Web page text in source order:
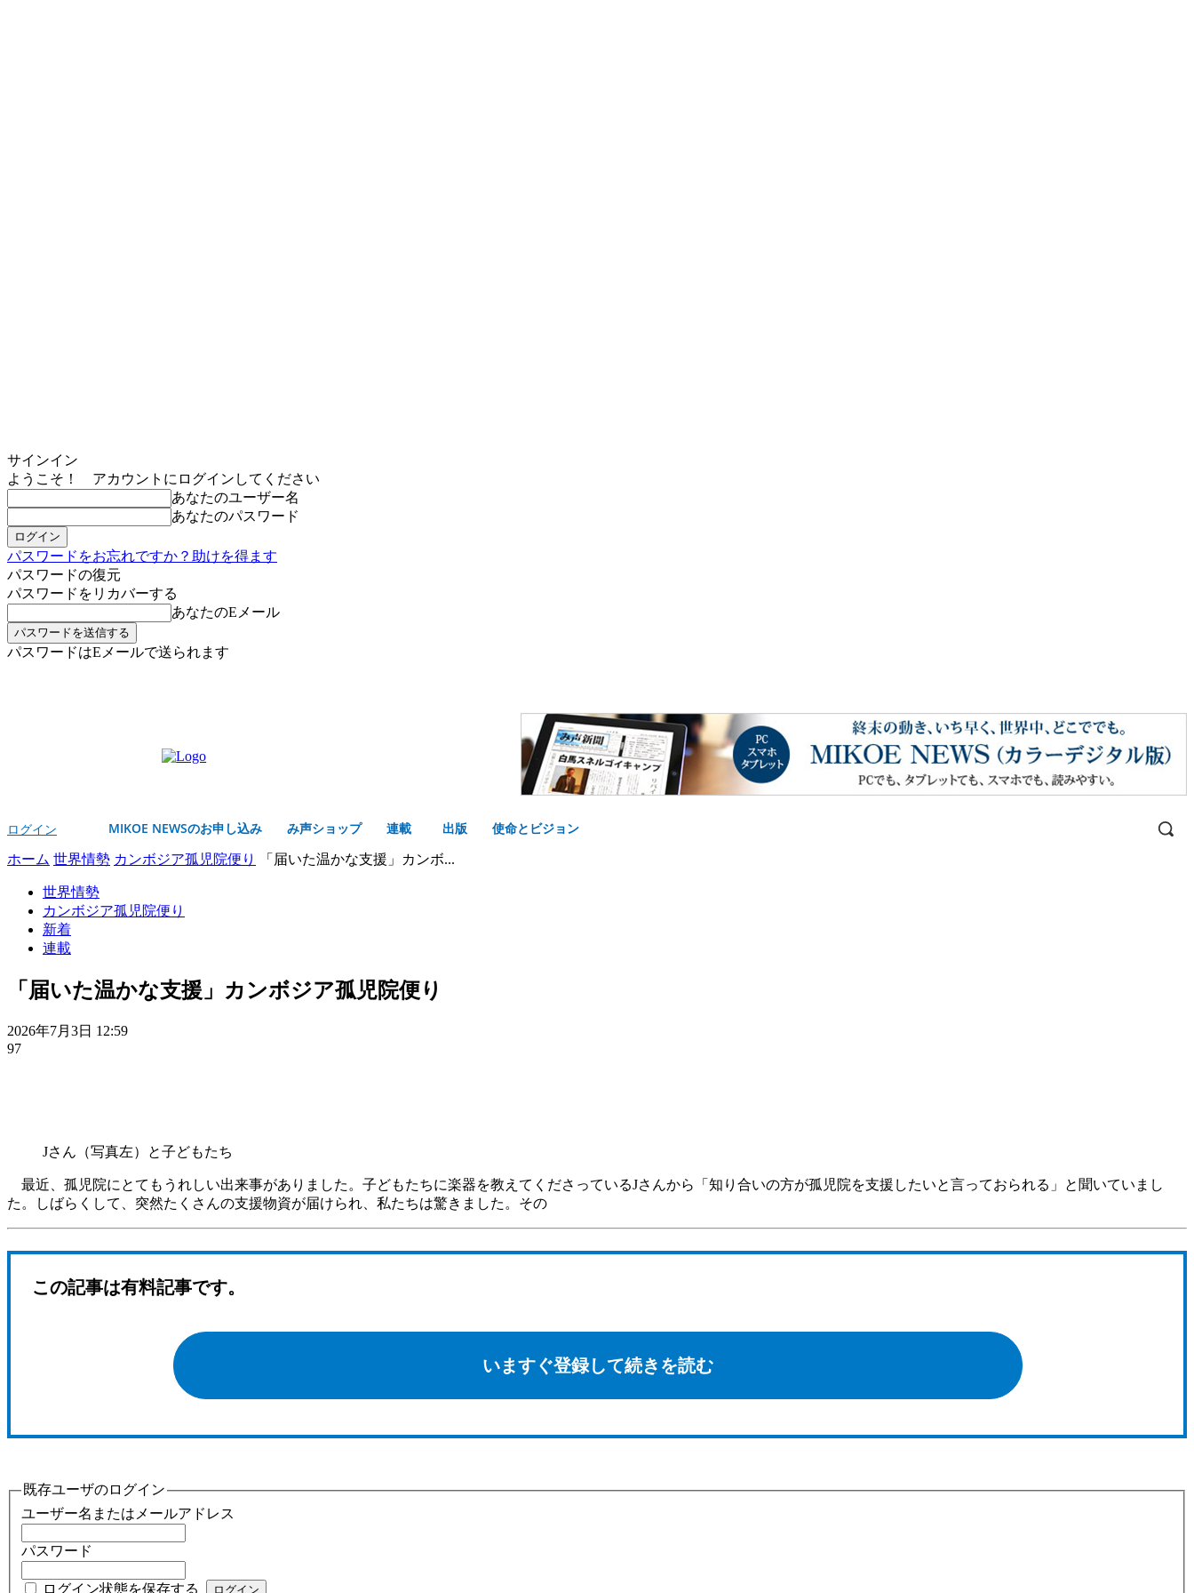
サインイン
ようこそ！ アカウントにログインしてください
あなたのユーザー名
あなたのパスワード
パスワードをお忘れですか？助けを得ます
パスワードの復元
パスワードをリカバーする
あなたのEメール
パスワードはEメールで送られます
ログイン MIKOE NEWSのお申し込み み声ショップ 連載 出版 使命とビジョン
ホーム 世界情勢 カンボジア孤児院便り 「届いた温かな支援」カンボ...
世界情勢
カンボジア孤児院便り
新着
連載
「届いた温かな支援」カンボジア孤児院便り
2026年7月3日 12:59
97
Jさん（写真左）と子どもたち
最近、孤児院にとてもうれしい出来事がありました。子どもたちに楽器を教えてくださっているJさんから「知り合いの方が孤児院を支援したいと言っておられる」と聞いていまし
た。しばらくして、突然たくさんの支援物資が届けられ、私たちは驚きました。その
この記事は有料記事です。
いますぐ登録して続きを読む
既存ユーザのログイン
ユーザー名またはメールアドレス
パスワード
ログイン状態を保存する